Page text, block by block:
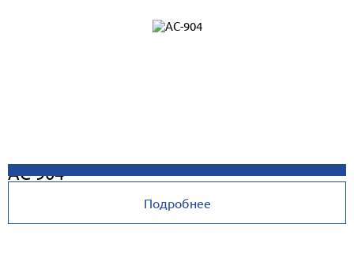
AC-904
Подробнее